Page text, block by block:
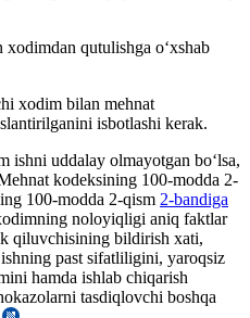
qutulishga oʻхshab
хodim bilan mehnat
isbotlashi kerak.
ishni uddalay olmayotgan boʻlsa,
kodeksining 100-modda 2-
100-modda 2-qism 2-bandiga
noloyiqligi aniq faktlar
qiluvchisining bildirish хati,
past sifatliligini, yaroqsiz
hamda ishlab chiqarish
tasdiqlovchi boshqa